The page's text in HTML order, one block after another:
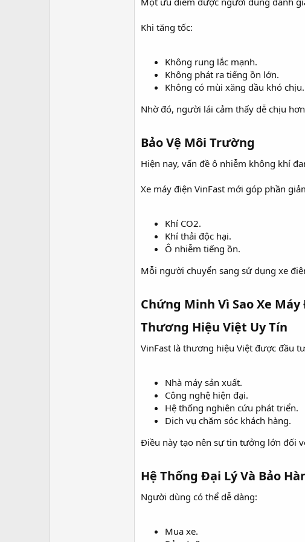
Khi tăng tốc:
Không rung lắc mạnh.
Không phát ra tiếng ồn lớn.
Không có mùi xăng dầu khó chịu.
Nhờ đó, người lái cảm thấy dễ chịu
Bảo Vệ Môi Trường​
Hiện nay, vấn đề ô nhiễm không khí
Xe máy điện VinFast mới góp phần
Khí CO2.
Khí thải độc hại.
Ô nhiễm tiếng ồn.
Mỗi người chuyển sang sử dụng xe
Chứng Minh Vì Sao Xe
Thương Hiệu Việt Uy Tín​
VinFast là thương hiệu Việt được đầu
Nhà máy sản xuất.
Công nghệ hiện đại.
Hệ thống nghiên cứu phát triển.
Dịch vụ chăm sóc khách hàng.
Điều này tạo nên sự tin tưởng lớn đối
Hệ Thống Đại Lý Và Bảo
Người dùng có thể dễ dàng:
Mua xe.